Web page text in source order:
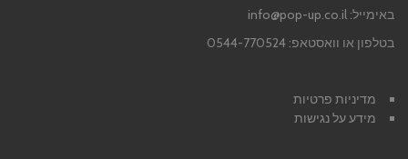
באימייל: info@pop-up.co.il
בטלפון או וואסטאפ: 0544-770524
מדיניות פרטיות
מידע על נגישות